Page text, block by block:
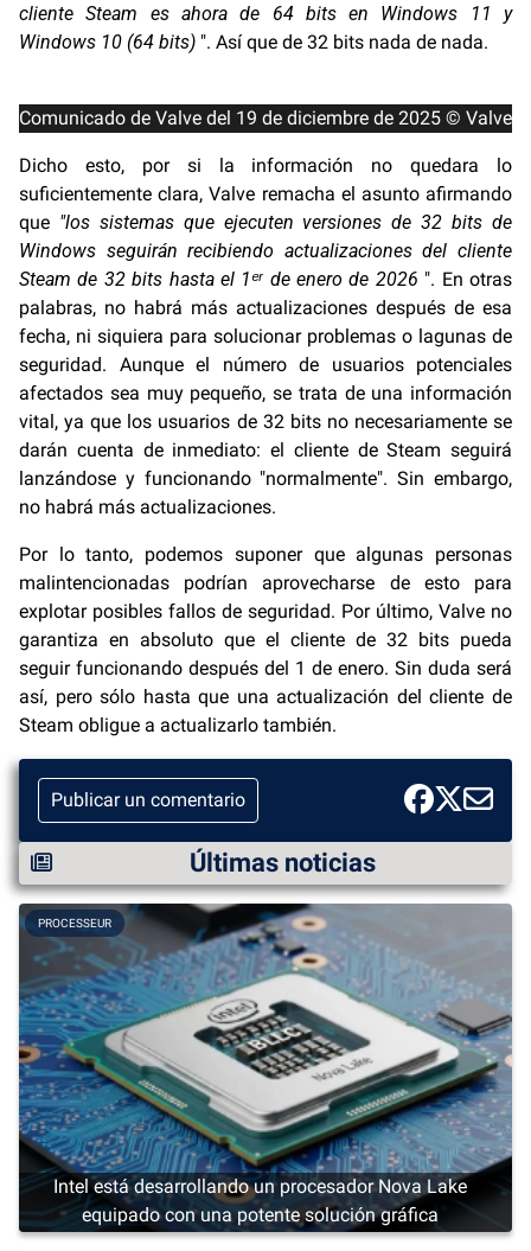
cliente Steam es ahora de 64 bits en Windows 11 y
Windows 10 (64 bits) ". Así que de 32 bits nada de nada.
Comunicado de Valve del 19 de diciembre de 2025 © Valve
Dicho esto, por si la información no quedara lo
suficientemente clara, Valve remacha el asunto afirmando
que "los sistemas que ejecuten versiones de 32 bits de
Windows seguirán recibiendo actualizaciones del cliente
Steam de 32 bits hasta el 1ᵉʳ de enero de 2026 ". En otras
palabras, no habrá más actualizaciones después de esa
fecha, ni siquiera para solucionar problemas o lagunas de
seguridad. Aunque el número de usuarios potenciales
afectados sea muy pequeño, se trata de una información
vital, ya que los usuarios de 32 bits no necesariamente se
darán cuenta de inmediato: el cliente de Steam seguirá
lanzándose y funcionando "normalmente". Sin embargo,
no habrá más actualizaciones.
Por lo tanto, podemos suponer que algunas personas
malintencionadas podrían aprovecharse de esto para
explotar posibles fallos de seguridad. Por último, Valve no
garantiza en absoluto que el cliente de 32 bits pueda
seguir funcionando después del 1 de enero. Sin duda será
así, pero sólo hasta que una actualización del cliente de
Steam obligue a actualizarlo también.
Publicar un comentario
Últimas noticias
Intel está desarrollando un procesador Nova Lake
equipado con una potente solución gráfica
PROCESSEUR